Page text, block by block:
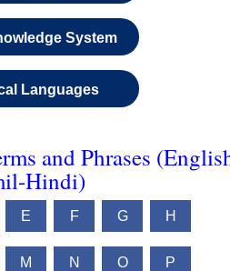
System
Languages
and Phrases
Hindi)
E F G H
M N O P